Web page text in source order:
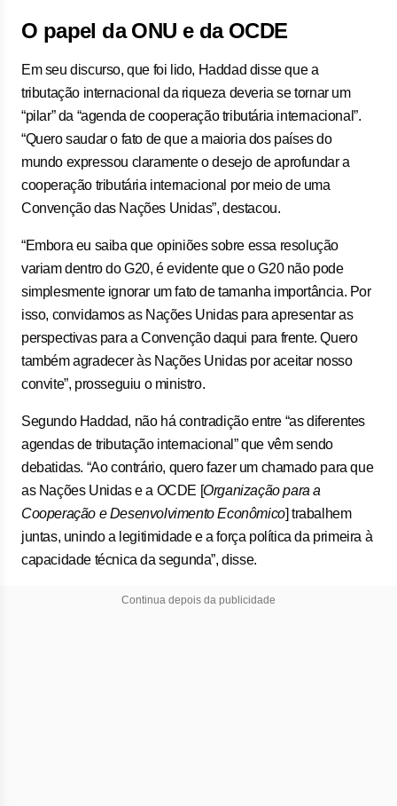
O papel da ONU e da OCDE
Em seu discurso, que foi lido, Haddad disse que a
tributação internacional da riqueza deveria se tornar um
“pilar” da “agenda de cooperação tributária internacional”.
“Quero saudar o fato de que a maioria dos países do
mundo expressou claramente o desejo de aprofundar a
cooperação tributária internacional por meio de uma
Convenção das Nações Unidas”, destacou.
“Embora eu saiba que opiniões sobre essa resolução
variam dentro do G20, é evidente que o G20 não pode
simplesmente ignorar um fato de tamanha importância. Por
isso, convidamos as Nações Unidas para apresentar as
perspectivas para a Convenção daqui para frente. Quero
também agradecer às Nações Unidas por aceitar nosso
convite”, prosseguiu o ministro.
Segundo Haddad, não há contradição entre “as diferentes
agendas de tributação internacional” que vêm sendo
debatidas. “Ao contrário, quero fazer um chamado para que
as Nações Unidas e a OCDE [Organização para a
Cooperação e Desenvolvimento Econômico] trabalhem
juntas, unindo a legitimidade e a força política da primeira à
capacidade técnica da segunda”, disse.
Continua depois da publicidade